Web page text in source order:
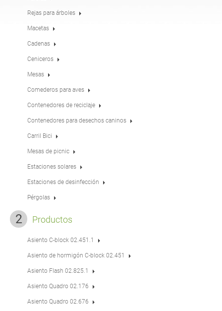
Pérgolas
Comederos para aves Farolas
desinfección
inglés (USA)
italiano
letón lituano
estonio
Rejas para árboles
Macetas
Cadenas
Ceniceros
Mesas
Comederos para aves
Contenedores de reciclaje
Contenedores para desechos caninos
Carril Bici
Mesas de picnic
Estaciones solares
Estaciones de desinfección
Pérgolas
Productos
Asiento C-block 02.451.1
Asiento de hormigón C-block 02.451
Asiento Flash 02.825.1
Asiento Quadro 02.176
Asiento Quadro 02.676